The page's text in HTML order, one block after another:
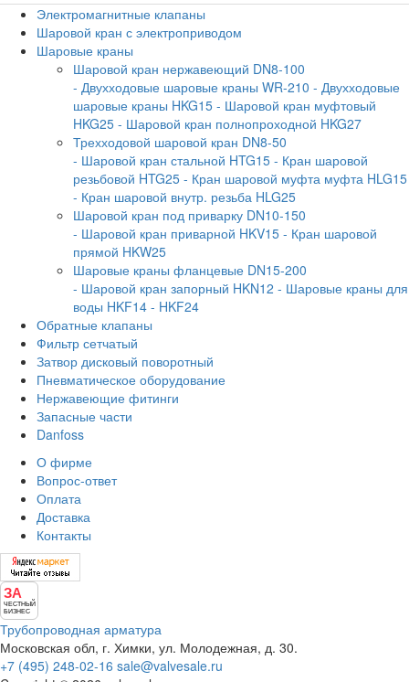
Электромагнитные клапаны
Шаровой кран с электроприводом
Шаровые краны
Шаровой кран нержавеющий DN8-100
- Двухходовые шаровые краны WR-210 - Двухходовые
шаровые краны HKG15 - Шаровой кран муфтовый
HKG25 - Шаровой кран полнопроходной HKG27
Трехходовой шаровой кран DN8-50
- Шаровой кран стальной HTG15 - Кран шаровой
резьбовой HTG25 - Кран шаровой муфта муфта HLG15
- Кран шаровой внутр. резьба HLG25
Шаровой кран под приварку DN10-150
- Шаровой кран приварной HKV15 - Кран шаровой
прямой HKW25
Шаровые краны фланцевые DN15-200
- Шаровой кран запорный HKN12 - Шаровые краны для
воды HKF14 - HKF24
Обратные клапаны
Фильтр сетчатый
Затвор дисковый поворотный
Пневматическое оборудование
Нержавеющие фитинги
Запасные части
Danfoss
О фирме
Вопрос-ответ
Оплата
Доставка
Контакты
ЗА
ЧЕСТНЫЙ
БИЗНЕС
Трубопроводная арматура
Московская обл, г. Химки, ул. Молодежная, д. 30.
+7 (495) 248-02-16 sale@valvesale.ru